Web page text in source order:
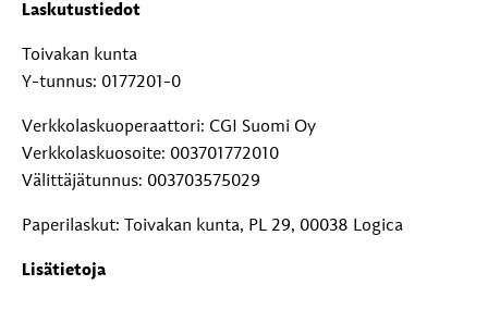
Laskutustiedot
Toivakan kunta
Y-tunnus: 0177201-0
Verkkolaskuoperaattori: CGI Suomi Oy
Verkkolaskuosoite: 003701772010
Välittäjätunnus: 003703575029
Paperilaskut: Toivakan kunta, PL 29, 00038 Logica
Lisätietoja